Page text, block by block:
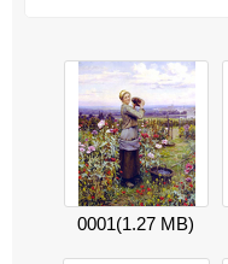
0001(1.27 MB)